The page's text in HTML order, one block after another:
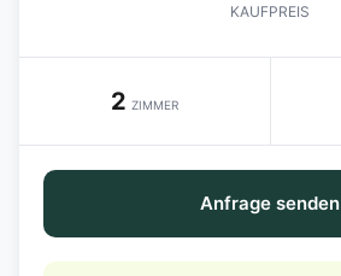
KAUFPREIS
2 ZIMMER
Anfrage senden